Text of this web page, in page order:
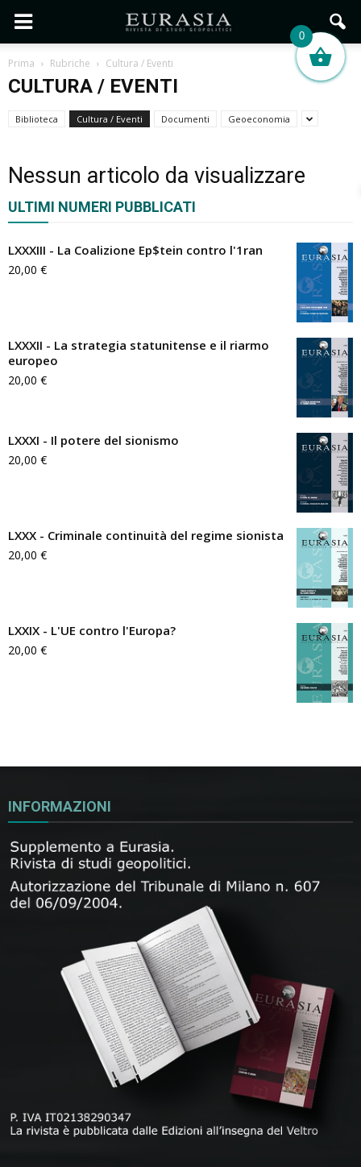
Prima Rubriche Cultura / Eventi
CULTURA / EVENTI
Biblioteca Cultura / Eventi Documenti Geoeconomia
Nessun articolo da visualizzare
ULTIMI NUMERI PUBBLICATI
LXXXIII - La Coalizione Ep$tein contro l'1ran
20,00 €
LXXXII - La strategia statunitense e il riarmo
europeo
20,00 €
LXXXI - Il potere del sionismo
20,00 €
LXXX - Criminale continuità del regime sionista
20,00 €
LXXIX - L'UE contro l'Europa?
20,00 €
INFORMAZIONI
0